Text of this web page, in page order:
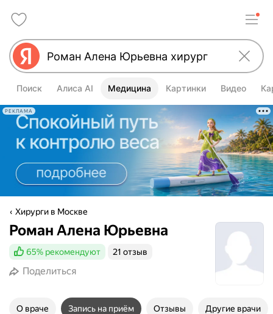
Поиск Алиса AI Медицина Картинки Видео
РЕКЛАМА
Хирурги в Москве
Роман Алена Юрьевна
65% рекомендуют 21 отзыв
Поделиться
О враче Запись на приём Отзывы Другие врачи